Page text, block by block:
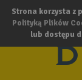
Strona korzysta z
Polityką Plików
lub dostępu